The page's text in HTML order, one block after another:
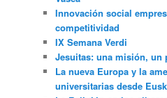
Innovación social
competitividad
IX Semana Verdi
Jesuitas: una misión, un
La nueva Europa y la
universitarias desde